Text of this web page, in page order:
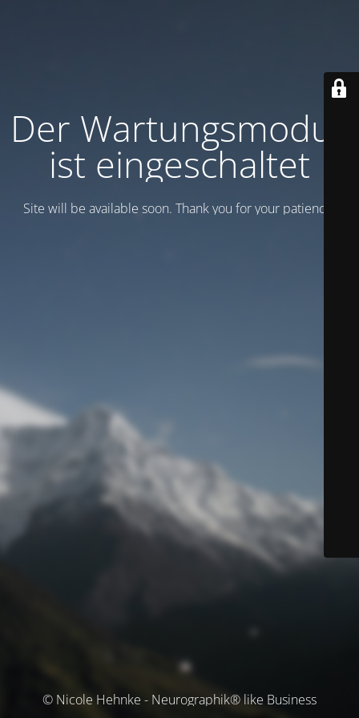
Der Wartungsmodus
ist eingeschaltet
Site will be available soon. Thank you for your patience!
© Nicole Hehnke - Neurographik® like Business